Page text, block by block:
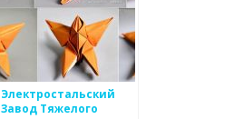
Электростальский
Завод Тяжелого